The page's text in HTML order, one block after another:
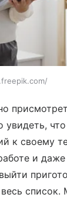
увидеть,
к своему
и
список.